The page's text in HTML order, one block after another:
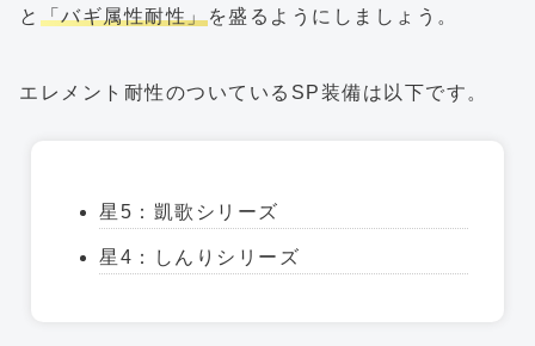
と 「バギ属性耐性」を盛るようにしましょう。
エレメント耐性のついているSP装備は以下です。
星5：凱歌シリーズ
星4：しんりシリーズ